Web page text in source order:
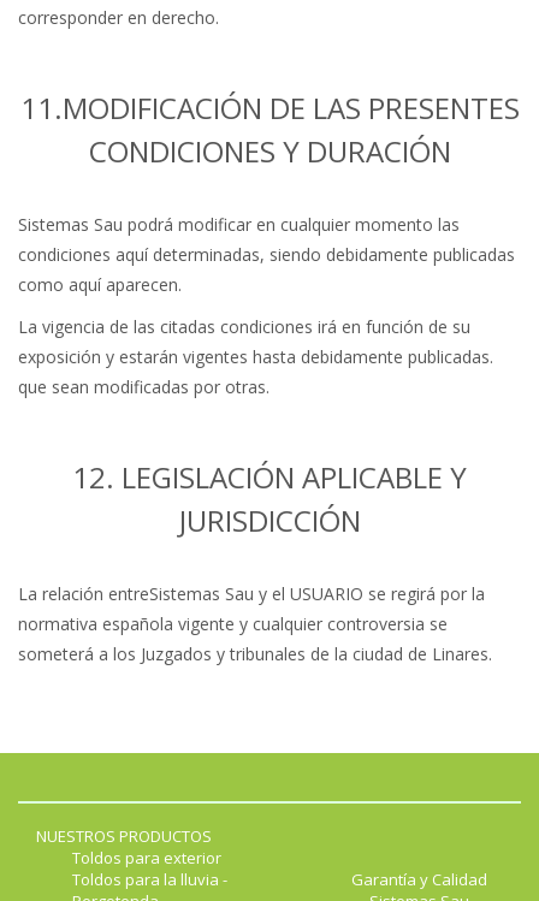
corresponder en derecho.
11.MODIFICACIÓN DE LAS PRESENTES
CONDICIONES Y DURACIÓN
Sistemas Sau podrá modificar en cualquier momento las
condiciones aquí determinadas, siendo debidamente publicadas
como aquí aparecen.
La vigencia de las citadas condiciones irá en función de su
exposición y estarán vigentes hasta debidamente publicadas.
que sean modificadas por otras.
12. LEGISLACIÓN APLICABLE Y
JURISDICCIÓN
La relación entreSistemas Sau y el USUARIO se regirá por la
normativa española vigente y cualquier controversia se
someterá a los Juzgados y tribunales de la ciudad de Linares.
NUESTROS PRODUCTOS
Toldos para exterior
Toldos para la lluvia -
Garantía y Calidad